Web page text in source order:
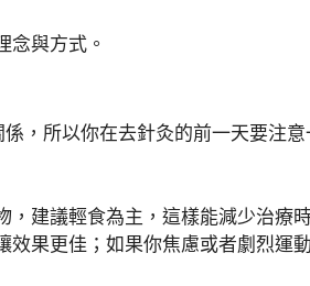
念與方式。
，所以你在去針灸的前一天要注
，建議輕食為主，這樣能減少治療
效果更佳；如果你焦慮或者劇烈運